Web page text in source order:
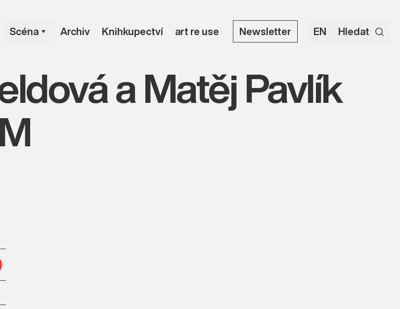
Scéna Archiv Knihkupectví art re use Newsletter EN Hledat
a Matěj Pavlík